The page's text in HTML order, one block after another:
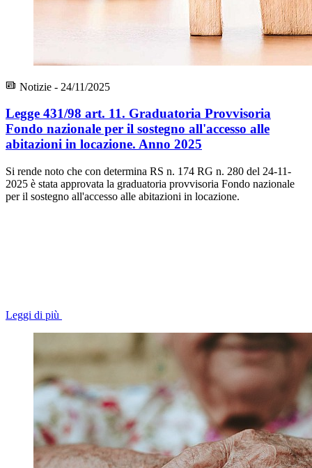
Notizie - 24/11/2025
Legge 431/98 art. 11. Graduatoria Provvisoria
Fondo nazionale per il sostegno all'accesso alle
abitazioni in locazione. Anno 2025
Si rende noto che con determina RS n. 174 RG n. 280 del 24-11-
2025 è stata approvata la graduatoria provvisoria Fondo nazionale
per il sostegno all'accesso alle abitazioni in locazione.
Leggi di più